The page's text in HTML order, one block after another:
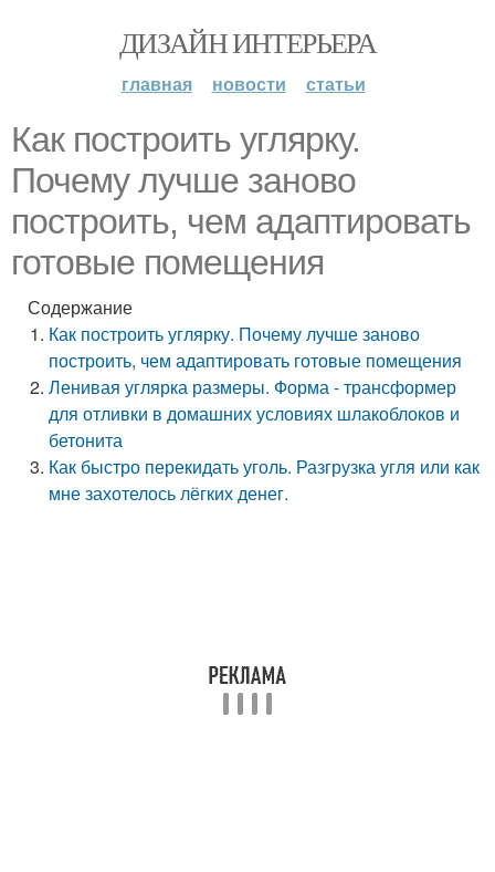
ДИЗАЙН ИНТЕРЬЕРА
главная новости статьи
Как построить углярку.
Почему лучше заново
построить, чем адаптировать
готовые помещения
Содержание
Как построить углярку. Почему лучше заново
построить, чем адаптировать готовые помещения
Ленивая углярка размеры. Форма - трансформер
для отливки в домашних условиях шлакоблоков и
бетонита
Как быстро перекидать уголь. Разгрузка угля или как
мне захотелось лёгких денег.